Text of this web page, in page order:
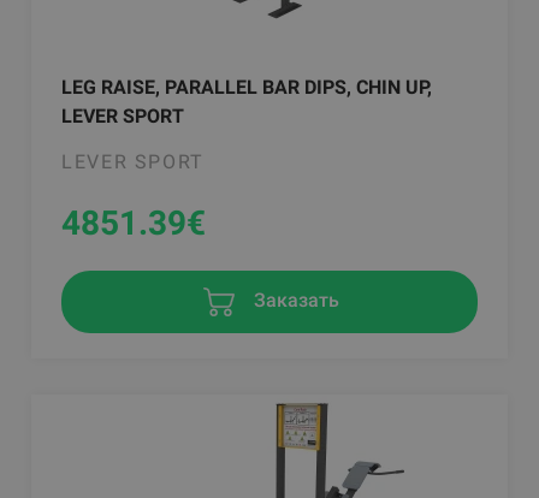
LEG RAISE, PARALLEL BAR DIPS, CHIN UP,
LEVER SPORT
LEVER SPORT
4851.39€
Заказать